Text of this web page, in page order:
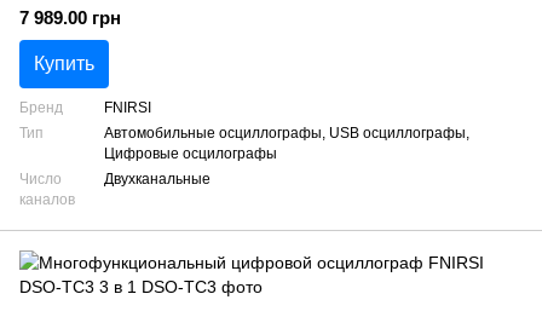
7 989.00 грн
Купить
Бренд
FNIRSI
Тип
Автомобильные осциллографы, USB осциллографы,
Цифровые осцилографы
Число
каналов
Двухканальные